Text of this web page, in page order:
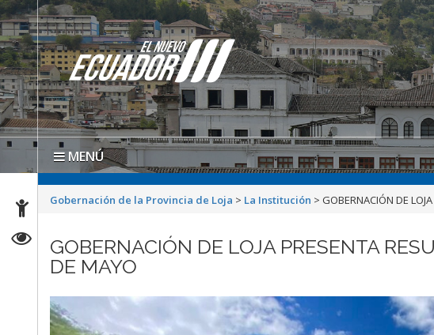
MENÚ
Gobernación de la Provincia de Loja > La Institución > GOBERNACIÓN DE
GOBERNACIÓN DE LOJA PRESENTA
DE MAYO